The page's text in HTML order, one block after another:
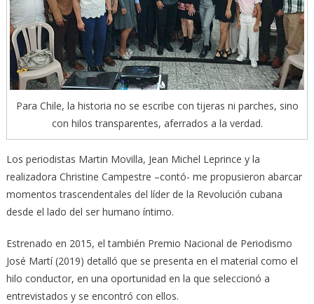
Para Chile, la historia no se escribe con tijeras ni parches, sino
con hilos transparentes, aferrados a la verdad.
Los periodistas Martin Movilla, Jean Michel Leprince y la
realizadora Christine Campestre –contó- me propusieron abarcar
momentos trascendentales del líder de la Revolución cubana
desde el lado del ser humano íntimo.
Estrenado en 2015, el también Premio Nacional de Periodismo
José Martí (2019) detalló que se presenta en el material como el
hilo conductor, en una oportunidad en la que seleccionó a
entrevistados y se encontró con ellos.